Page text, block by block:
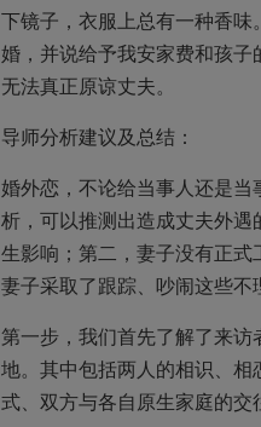
下镜子，衣服上总有一种香
婚，并说给予我安家费和孩子
无法真正原谅丈夫。
导师分析建议及总结：
婚外恋，不论给当事人还是
析，可以推测出造成丈夫外
生影响；第二，妻子没有正式
妻子采取了跟踪、吵闹这些不
第一步，我们首先了解了来
地。其中包括两人的相识、
式、双方与各自原生家庭的交